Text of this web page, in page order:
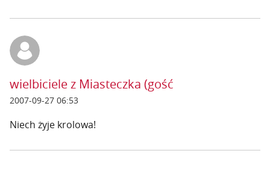
wielbiciele z Miasteczka (gość
2007-09-27 06:53
Niech żyje krolowa!